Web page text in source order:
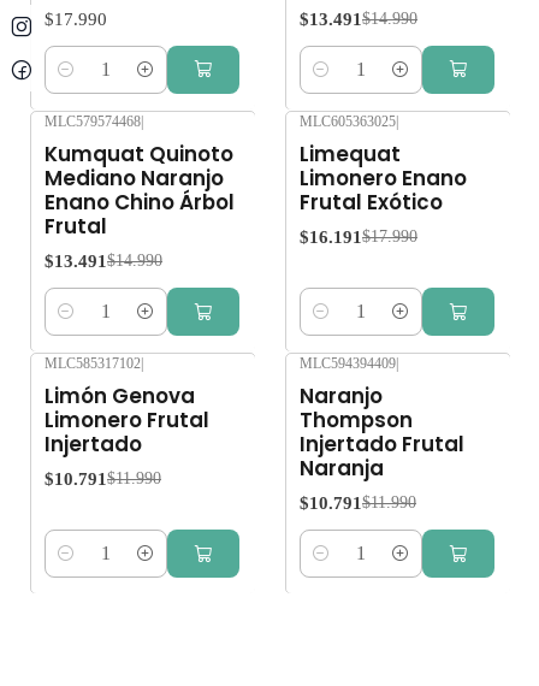
$17.990
Cantidad
$13.491 $14.990
Cantidad
MLC579574468|
Kumquat Quinoto
Mediano Naranjo
Enano Chino Árbol
Frutal
$13.491 $14.990
Cantidad
MLC605363025|
Limequat
Limonero Enano
Frutal Exótico
$16.191 $17.990
Cantidad
MLC585317102
Limón Genova
Limonero Frutal
Injertado
$10.791$11.990
Cantidad
MLC594394409
Naranjo
Thompson
Injertado Frutal
Naranja
$10.791$11.990
Cantidad